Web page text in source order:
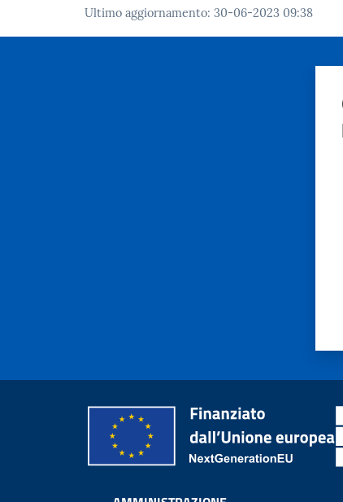
Ultimo aggiornamento: 30-06-2023 09:38